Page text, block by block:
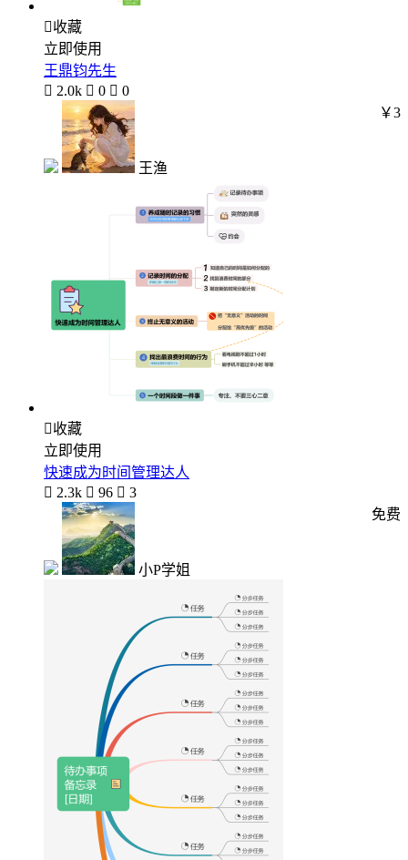
收藏
立即使用
王鼎钧先生
 2.0k  0  0
王渔
￥3
收藏
立即使用
快速成为时间管理达人
 2.3k  96  3
小P学姐
免费